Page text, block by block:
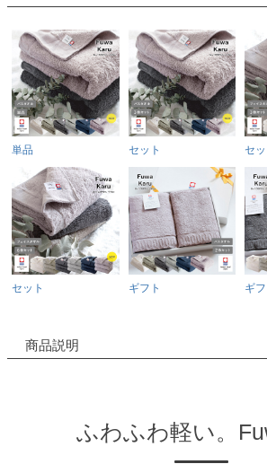
単品 セット セッ
セット ギフト ギフ
商品説明
ふわふわ軽い。